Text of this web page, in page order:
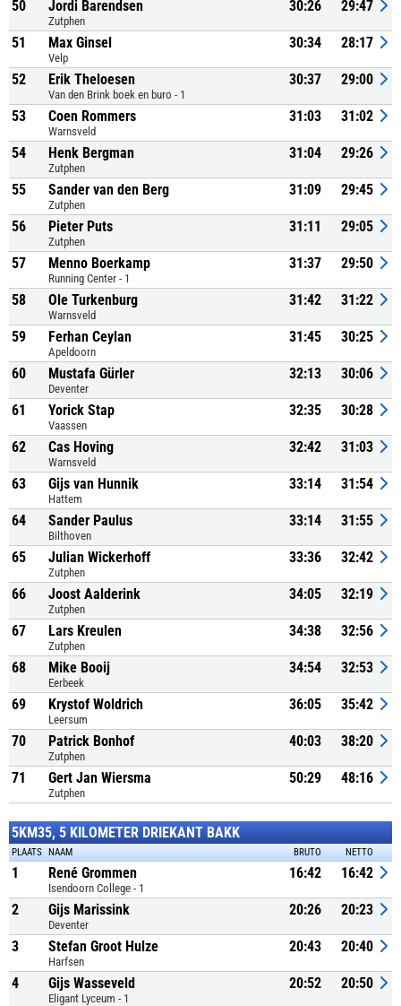
50 Jordi Barendsen
Zutphen
30:26 29:47
51 Max Ginsel
Velp
30:34 28:17
52 Erik Theloesen
Van den Brink boek en buro - 1
30:37 29:00
53 Coen Rommers
Warnsveld
31:03 31:02
54 Henk Bergman
Zutphen
31:04 29:26
55 Sander van den Berg
Zutphen
31:09 29:45
56 Pieter Puts
Zutphen
31:11 29:05
57 Menno Boerkamp
Running Center - 1
31:37 29:50
58 Ole Turkenburg
Warnsveld
31:42 31:22
59 Ferhan Ceylan
Apeldoorn
31:45 30:25
60 Mustafa Gürler
Deventer
32:13 30:06
61 Yorick Stap
Vaassen
32:35 30:28
62 Cas Hoving
Warnsveld
32:42 31:03
63 Gijs van Hunnik
Hattem
33:14 31:54
64 Sander Paulus
Bilthoven
33:14 31:55
65 Julian Wickerhoff
Zutphen
33:36 32:42
66 Joost Aalderink
Zutphen
34:05 32:19
67 Lars Kreulen
Zutphen
34:38 32:56
68 Mike Booij
Eerbeek
34:54 32:53
69 Krystof Woldrich
Leersum
36:05 35:42
70 Patrick Bonhof
Zutphen
40:03 38:20
71 Gert Jan Wiersma
Zutphen
50:29 48:16
5KM35, 5 KILOMETER DRIEKANT BAKK
PLAATS NAAM BRUTO NETTO
1 René Grommen
Isendoorn College - 1
16:42 16:42
2 Gijs Marissink
Deventer
20:26 20:23
3 Stefan Groot Hulze
Harfsen
20:43 20:40
4 Gijs Wasseveld
Eligant Lyceum - 1
20:52 20:50